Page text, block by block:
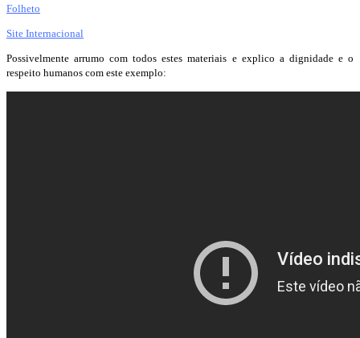
Folheto
Site Internacional
Possivelmente arrumo com todos estes materiais e explico a dignidade e o
respeito humanos com este exemplo: